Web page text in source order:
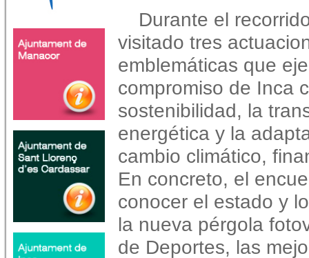
Durante el
visitado tres
emblemáticas que
compromiso de Inca
sostenibilidad, la
energética y la
cambio climático,
En concreto, el
conocer el estado y
la nueva pérgola
de Deportes, las